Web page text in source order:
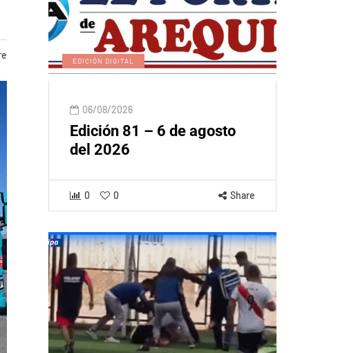
EDICIÓN DIGITAL
06/08/2026
Edición 81 – 6 de agosto
del 2026
0 0 Share